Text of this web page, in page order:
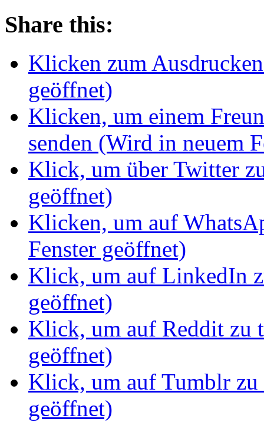
Share this:
Klicken zum
geöffnet)
Klicken, um einem
senden (Wird in neuem
Klick, um über Twitter
geöffnet)
Klicken, um auf
Fenster geöffnet)
Klick, um auf LinkedIn
geöffnet)
Klick, um auf Reddit zu
geöffnet)
Klick, um auf Tumblr zu
geöffnet)